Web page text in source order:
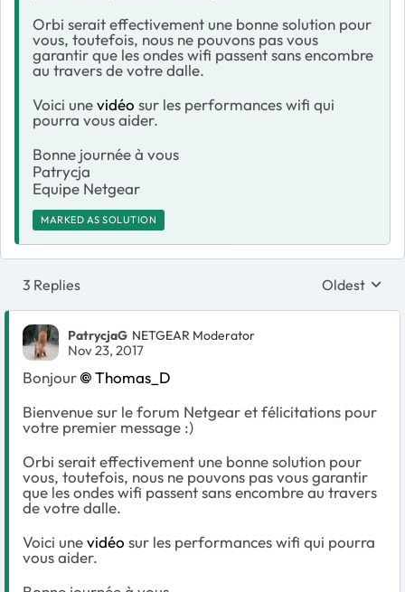
Orbi serait effectivement une bonne solution pour
vous, toutefois, nous ne pouvons pas vous
garantir que les ondes wifi passent sans encombre
au travers de votre dalle.
Voici unevidéo sur les performances wifi qui
pourra vous aider.
Bonne journée à vous
Patrycja
Equipe Netgear
MARKED AS SOLUTION
3 Replies Replies
Oldest
PatrycjaG NETGEAR Moderator
Nov 23, 2017
Bonjour
Thomas_D
Bienvenue sur le forum Netgear et félicitations pour
votre premier message :)
Orbi serait effectivement une bonne solution pour
vous, toutefois, nous ne pouvons pas vous garantir
que les ondes wifi passent sans encombre au travers
de votre dalle.
Voici unevidéo sur les performances wifi qui pourra
vous aider.